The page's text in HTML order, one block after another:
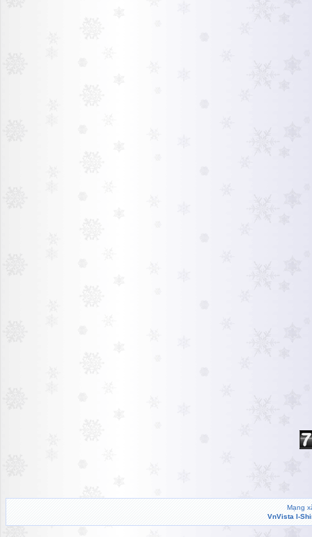
Mạng
VnVista I-